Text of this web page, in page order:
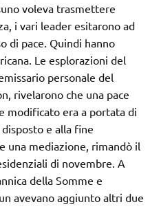
voleva trasmettere
i vari leader esitarono ad
di pace. Quindi hanno
Le esplorazioni del
personale del
rivelarono che una pace
modificato era a portata di
e alla fine
una mediazione, rimandò il
di novembre. A
della Somme e
avevano aggiunto altri due